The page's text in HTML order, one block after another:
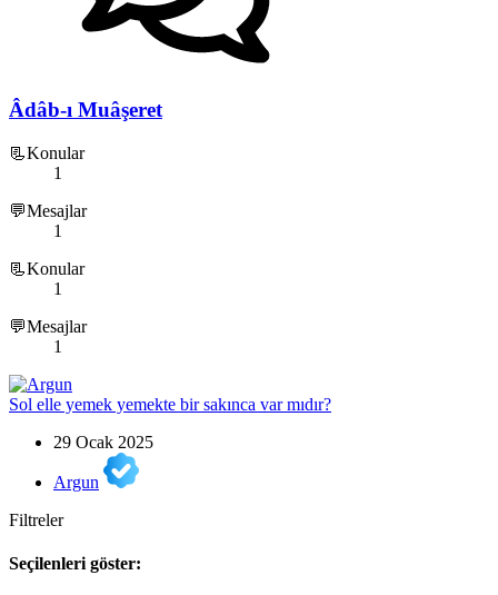
Âdâb-ı Muâşeret
📃Konular
1
💬Mesajlar
1
📃Konular
1
💬Mesajlar
1
Sol elle yemek yemekte bir sakınca var mıdır?
29 Ocak 2025
Argun
Filtreler
Seçilenleri göster: